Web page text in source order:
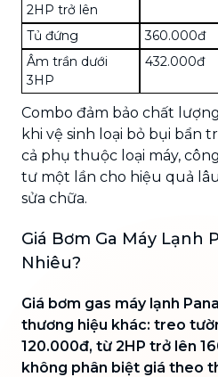
2HP trở lên
Tủ đứng 360.000đ
Âm trần dưới
3HP
432.000đ
Combo đảm bảo chất
khi vệ sinh loại bỏ bụi bẩn
cả phụ thuộc loại máy,
tư một lần cho hiệu quả
sửa chữa.
Giá Bơm Ga Máy Lạnh
Nhiêu?
Giá bơm gas máy lạnh
thương hiệu khác: treo
120.000đ, từ 2HP trở lên
không phân biệt giá theo